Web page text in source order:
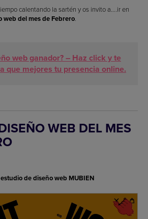
calentando la sartén y os invito a….ir en
web del mes de Febrero
web ganador? – Haz click y te
que mejores tu presencia online.
WEB DEL MES
de diseño web MUBIEN